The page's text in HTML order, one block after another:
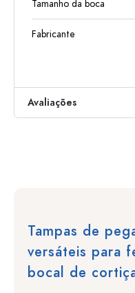
Tamanho da boca
Fabricante
Avaliações
Tampas de
versáteis para
bocal de